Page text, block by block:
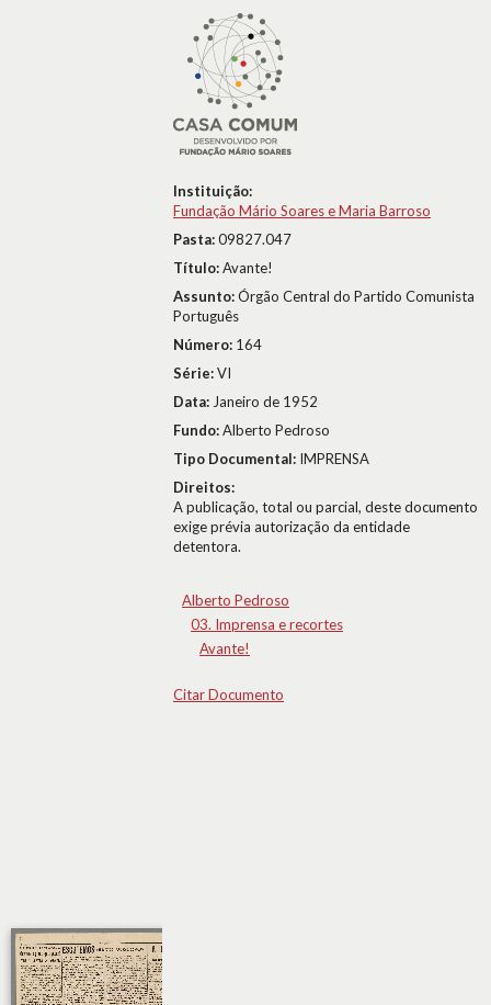
Instituição:
Fundação Mário Soares e Maria Barroso
Pasta:09827.047
Título:Avante!
Assunto:Órgão Central do Partido Comunista
Português
Número: 164
Série:VI
Data: Janeiro de 1952
Fundo:Alberto Pedroso
Tipo Documental: IMPRENSA
Direitos:
A publicação, total ou parcial, deste documento
exige prévia autorização da entidade
detentora.
Alberto Pedroso
03. Imprensa e recortes
Avante!
Citar Documento